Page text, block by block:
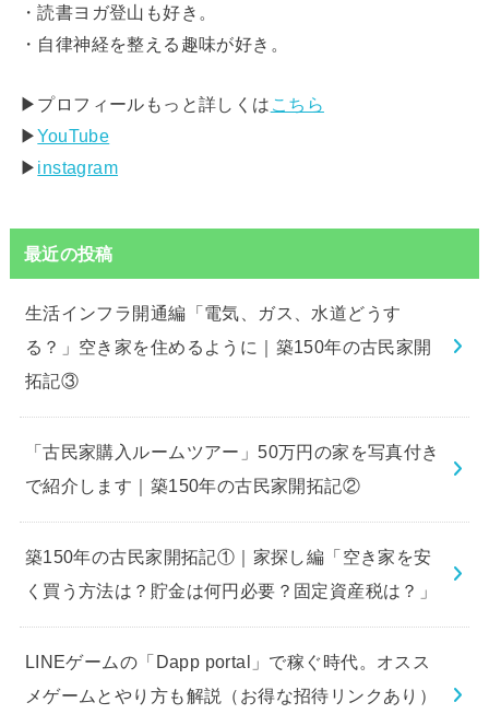
・読書ヨガ登山も好き。
・自律神経を整える趣味が好き。
▶︎プロフィールもっと詳しくは こちら
▶︎YouTube
▶︎ instagram
最近の投稿
生活インフラ開通編「電気、ガス、水道どうす
る？」空き家を住めるように｜築150年の古民家開
拓記③
「古民家購入ルームツアー」50万円の家を写真付き
で紹介します｜築150年の古民家開拓記②
築150年の古民家開拓記①｜家探し編「空き家を安
く買う方法は？貯金は何円必要？固定資産税は？」
LINEゲームの「Dapp portal」で稼ぐ時代。オスス
メゲームとやり方も解説（お得な招待リンクあり）